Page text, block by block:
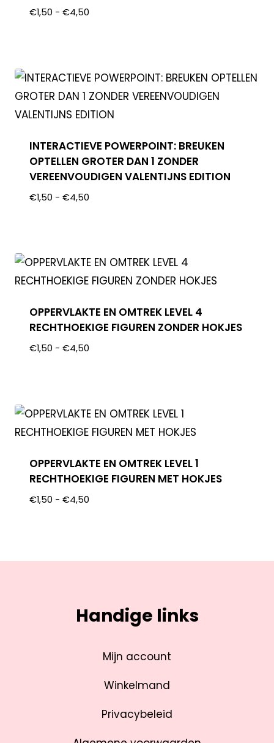
€1,50 - €4,50
INTERACTIEVE POWERPOINT: BREUKEN
OPTELLEN GROTER DAN 1 ZONDER
VEREENVOUDIGEN VALENTIJNS EDITION
€1,50 - €4,50
OPPERVLAKTE EN OMTREK LEVEL 4
RECHTHOEKIGE FIGUREN ZONDER HOKJES
€1,50 - €4,50
OPPERVLAKTE EN OMTREK LEVEL 1
RECHTHOEKIGE FIGUREN MET HOKJES
€1,50 - €4,50
Handige links
Mijn account
Winkelmand
Privacybeleid